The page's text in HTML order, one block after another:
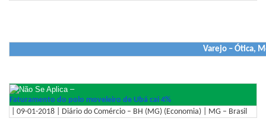
Varejo – Ótica,
–
Faturamento do polo moveleiro de Ubá cai 4%
| 09-01-2018 | Diário do Comércio – BH (MG) (Economia) | MG – Brasil